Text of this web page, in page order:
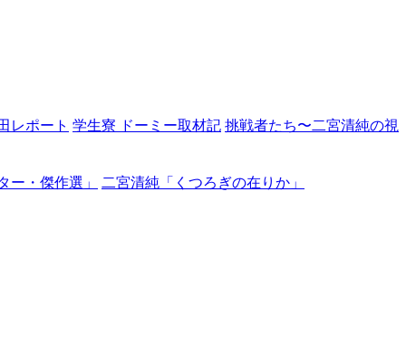
レポート 学生寮 ドーミー取材記 挑戦者たち〜二宮清純の視
ー・傑作選」 二宮清純「くつろぎの在りか」